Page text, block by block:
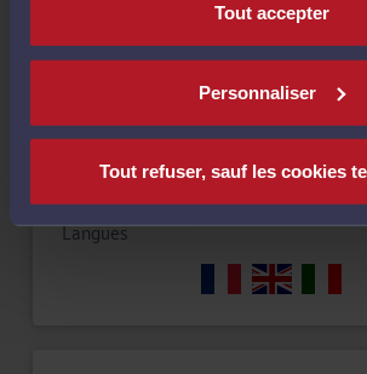
Tout accepter
Personnaliser
Tout refuser, sauf les cookies
Droit commercial, des affaires et de la
Langues